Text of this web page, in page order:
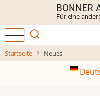
Inhalt
BONNER
Für eine
Startseite Neues